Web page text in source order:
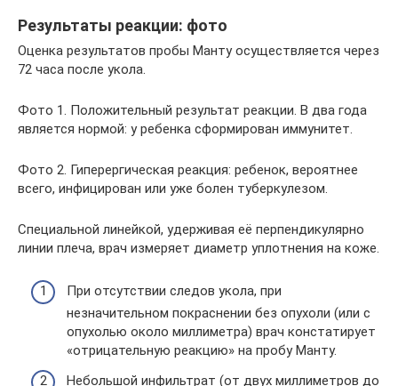
Результаты реакции: фото
Оценка результатов пробы Манту осуществляется через
72 часа после укола.
Фото 1. Положительный результат реакции. В два года
является нормой: у ребенка сформирован иммунитет.
Фото 2. Гиперергическая реакция: ребенок, вероятнее
всего, инфицирован или уже болен туберкулезом.
Специальной линейкой, удерживая её перпендикулярно
линии плеча, врач измеряет диаметр уплотнения на коже.
При отсутствии следов укола, при
незначительном покраснении без опухоли (или с
опухолью около миллиметра) врач констатирует
«отрицательную реакцию» на пробу Манту.
Небольшой инфильтрат (от двух миллиметров до